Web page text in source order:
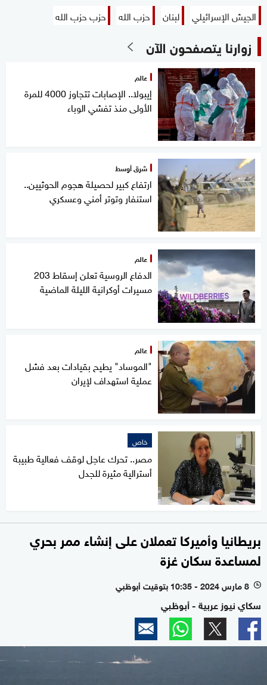
الجيش الإسرائيلي لبنان حزب الله حزب حزب الله
زوارنا يتصفحون الآن
عالم
إيبولا.. الإصابات تتجاوز 4000 للمرة
الأولى منذ تفشي الوباء
شرق أوسط
ارتفاع كبير لحصيلة هجوم الحوثيين..
استنفار وتوتر أمني وعسكري
عالم
الدفاع الروسية تعلن إسقاط 203
مسيرات أوكرانية الليلة الماضية
عالم
"الموساد" يطيح بقيادات بعد فشل
عملية استهداف لإيران
خاص
مصر.. تحرك عاجل لوقف فعالية طبيبة
أسترالية مثيرة للجدل
بريطانيا وأميركا تعملان على إنشاء ممر بحري
لمساعدة سكان غزة
l 8 مارس 2024 - 10:35 بتوقيت أبوظبي
سكاي نيوز عربية - أبوظبي